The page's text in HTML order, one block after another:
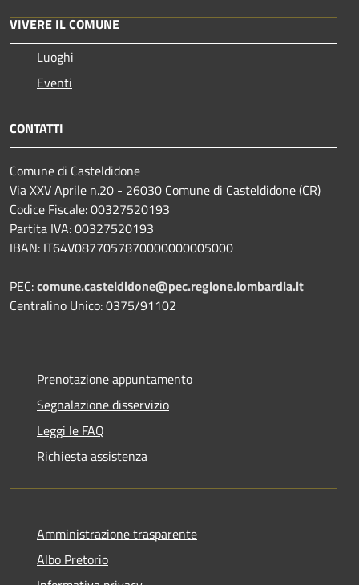
VIVERE IL COMUNE
Luoghi
Eventi
CONTATTI
Comune di Casteldidone
Via XXV Aprile n.20 - 26030 Comune di Casteldidone (CR)
Codice Fiscale: 00327520193
Partita IVA: 00327520193
IBAN: IT64V0877057870000000005000
PEC:comune.casteldidone@pec.regione.lombardia.it
Centralino Unico: 0375/91102
Prenotazione appuntamento
Segnalazione disservizio
Leggi le FAQ
Richiesta assistenza
Amministrazione trasparente
Albo Pretorio